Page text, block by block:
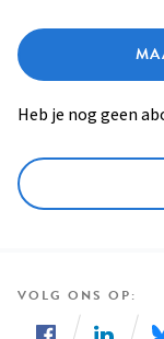
Heb je nog geen
VOLG ONS OP